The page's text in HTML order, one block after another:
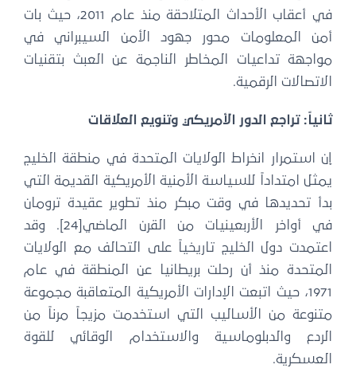
في أعقاب الأحداث المتلاحقة منذ عام 2011، حيث بات
المعلومات محور جهود الأمن السيبراني في
تداعيات المخاطر الناجمة عن العبث بتقنيات
الرقمية.
تراجع الدور الأمريكي وتنويع العلاقات
استمرار انخراط الولايات المتحدة في منطقة الخليج
امتداداً للسياسة الأمنية الأمريكية القديمة التي
تحديدها في وقت مبكر منذ تطوير عقيدة ترومان
في أواخر الأربعينيات من القرن الماضي[24]. وقد
دول الخليج تاريخياً على التحالف مع الولايات
منذ أن رحلت بريطانيا عن المنطقة في عام
1971، حيث اتبعت الإدارات الأمريكية المتعاقبة مجموعة
من الأساليب التي استخدمت مزيجاً مرناً من
والدبلوماسية والاستخدام الوقائي للقوة